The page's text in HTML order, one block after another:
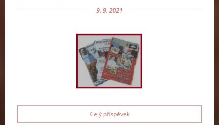
9. 9. 2021
Celý příspěvek